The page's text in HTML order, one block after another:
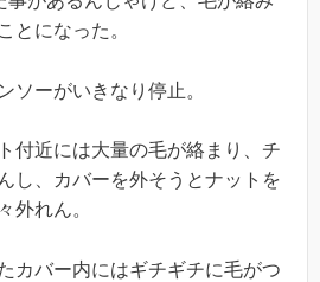
とになった。
ソーがいきなり停止。
付近には大量の毛が絡まり、チ
し、カバーを外そうとナットを
外れん。
カバー内にはギチギチに毛がつ